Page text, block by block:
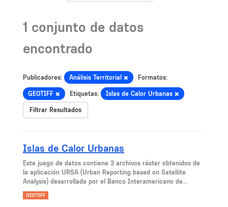
1 conjunto de datos
encontrado
Publicadores: Análisis Territorial Formatos:
GEOTIFF Etiquetas: Islas de Calor Urbanas
Filtrar Resultados
Islas de Calor Urbanas
Este juego de datos contiene 3 archivos ráster obtenidos de
la aplicación URSA (Urban Reporting based on Satellite
Analysis) desarrollada por el Banco Interamericano de...
GEOTIFF